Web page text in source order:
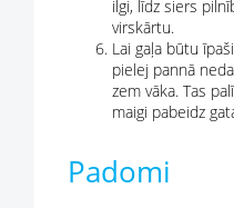
ilgi, līdz siers
virskārtu.
Lai gaļa būtu
pielej pannā
zem vāka. Tas
maigi pabeidz
Padomi